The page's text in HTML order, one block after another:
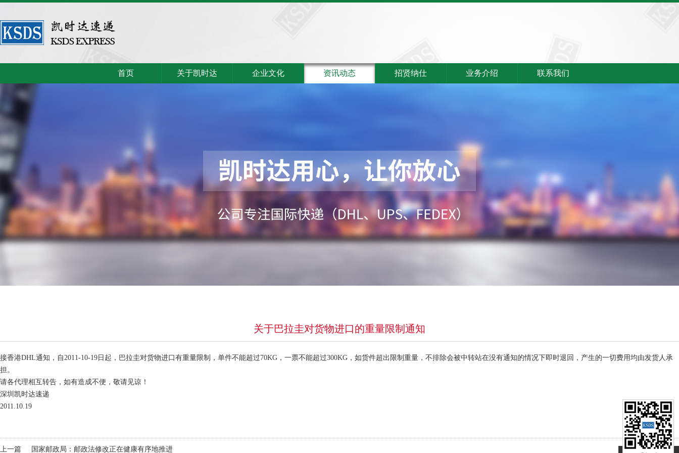
首页 关于凯时达 企业文化 资讯动态 招贤纳仕 业务介绍 联系我们
关于巴拉圭对货物进口的重量限制通知
接香港DHL通知，自2011-10-19日起，巴拉圭对货物进口有重量限制，单件不能超过70KG，一票不能超过300KG，如货件超出限制重量，不排除会被中转站在没有通知的情况下即时退回，产生的一切费用均由发货人承
担。
请各代理相互转告，如有造成不便，敬请见谅！
深圳凯时达速递
2011.10.19
上一篇
国家邮政局：邮政法修改正在健康有序地推进